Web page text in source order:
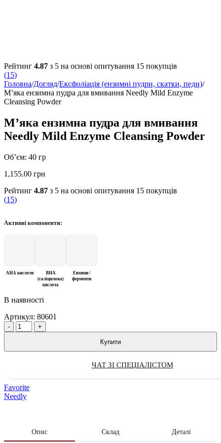
Рейтинг 4.87 з 5 на основі опитування 15 покупців
(15)
Головна/Догляд/Ексфоліація (ензимні пудри, скатки, педи)/
М’яка ензимна пудра для вмивання Needly Mild Enzyme
Cleansing Powder
М’яка ензимна пудра для вмивання
Needly Mild Enzyme Cleansing Powder
Об’єм: 40 гр
1,155.00 грн
Рейтинг 4.87 з 5 на основі опитування 15 покупців
(15)
Активні компоненти:
AHA кислоти
BHA
(саліцилова)
кислота
Ензими /
ферменти
В наявності
Артикул: 80601
Quantity
Купити
ЧАТ ЗІ СПЕЦІАЛІСТОМ
Favorite
Needly
Опис Склад Деталі